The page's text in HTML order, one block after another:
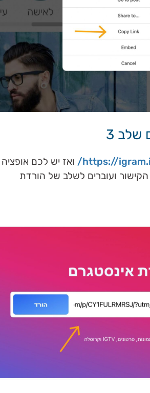
3
https://
ואז יש לכם אופציה
ועוברים לשלב של הורדת